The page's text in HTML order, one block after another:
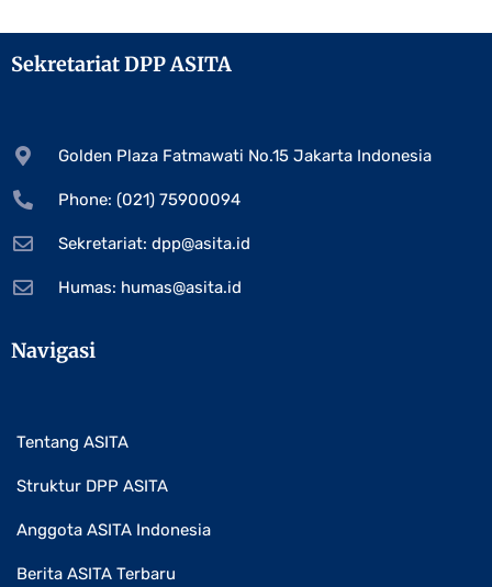
Sekretariat DPP ASITA
Golden Plaza Fatmawati No.15 Jakarta Indonesia
Phone: (021) 75900094
Sekretariat: dpp@asita.id
Humas: humas@asita.id
Navigasi
Tentang ASITA
Struktur DPP ASITA
Anggota ASITA Indonesia
Berita ASITA Terbaru